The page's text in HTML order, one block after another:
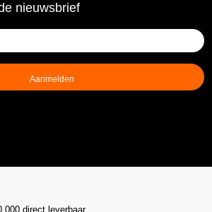
nieuwsbrief
direct leverbaar